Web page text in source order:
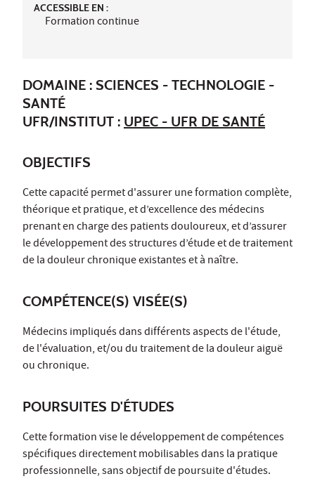
ACCESSIBLE EN :
Formation continue
DOMAINE : SCIENCES - TECHNOLOGIE -
SANTÉ
UFR/INSTITUT : UPEC - UFR DE SANTÉ
OBJECTIFS
Cette capacité permet d'assurer une formation complète,
théorique et pratique, et d’excellence des médecins
prenant en charge des patients douloureux, et d’assurer
le développement des structures d’étude et de traitement
de la douleur chronique existantes et à naître.
COMPÉTENCE(S) VISÉE(S)
Médecins impliqués dans différents aspects de l'étude,
de l'évaluation, et/ou du traitement de la douleur aiguë
ou chronique.
POURSUITES D'ÉTUDES
Cette formation vise le développement de compétences
spécifiques directement mobilisables dans la pratique
professionnelle, sans objectif de poursuite d'études.